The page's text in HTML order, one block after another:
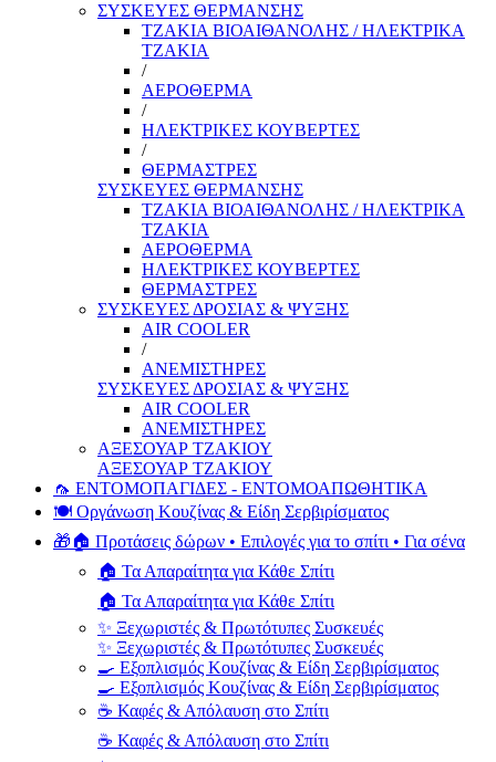
ΣΥΣΚΕΥΕΣ ΘΕΡΜΑΝΣΗΣ
ΤΖΑΚΙΑ ΒΙΟΑΙΘΑΝΟΛΗΣ / ΗΛΕΚΤΡΙΚΑ
ΤΖΑΚΙΑ
/
ΑΕΡΟΘΕΡΜΑ
/
ΗΛΕΚΤΡΙΚΕΣ ΚΟΥΒΕΡΤΕΣ
/
ΘΕΡΜΑΣΤΡΕΣ
ΣΥΣΚΕΥΕΣ ΘΕΡΜΑΝΣΗΣ
ΤΖΑΚΙΑ ΒΙΟΑΙΘΑΝΟΛΗΣ / ΗΛΕΚΤΡΙΚΑ
ΤΖΑΚΙΑ
ΑΕΡΟΘΕΡΜΑ
ΗΛΕΚΤΡΙΚΕΣ ΚΟΥΒΕΡΤΕΣ
ΘΕΡΜΑΣΤΡΕΣ
ΣΥΣΚΕΥΕΣ ΔΡΟΣΙΑΣ & ΨΥΞΗΣ
AIR COOLER
/
ΑΝΕΜΙΣΤΗΡΕΣ
ΣΥΣΚΕΥΕΣ ΔΡΟΣΙΑΣ & ΨΥΞΗΣ
AIR COOLER
ΑΝΕΜΙΣΤΗΡΕΣ
ΑΞΕΣΟΥΑΡ ΤΖΑΚΙΟΥ
ΑΞΕΣΟΥΑΡ ΤΖΑΚΙΟΥ
🦟 ΕΝΤΟΜΟΠΑΓΙΔΕΣ - ΕΝΤΟΜΟΑΠΩΘΗΤΙΚΑ
🍽️ Οργάνωση Κουζίνας & Είδη Σερβιρίσματος
🎁🏠 Προτάσεις δώρων • Επιλογές για το σπίτι • Για σένα
🏠 Τα Απαραίτητα για Κάθε Σπίτι
🏠 Τα Απαραίτητα για Κάθε Σπίτι
✨ Ξεχωριστές & Πρωτότυπες Συσκευές
✨ Ξεχωριστές & Πρωτότυπες Συσκευές
🍳 Εξοπλισμός Κουζίνας & Είδη Σερβιρίσματος
🍳 Εξοπλισμός Κουζίνας & Είδη Σερβιρίσματος
☕ Καφές & Απόλαυση στο Σπίτι
☕ Καφές & Απόλαυση στο Σπίτι